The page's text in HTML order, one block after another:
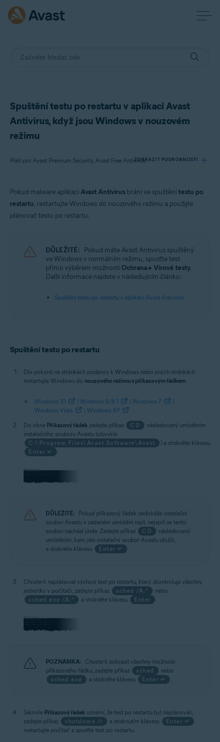
Spuštění testu po restartu v aplikaci Avast
Antivirus, když jsou Windows v nouzovém
režimu
Platí pro Avast Premium Security, Avast Free AntivirusZOBRAZIT PODROBNOSTI
Avast Free Antivirus 21.x
Microsoft Windows 11 Home / Pro / Enterprise / Education
Microsoft Windows 10 Home / Pro / Enterprise / Education – 32/64bitový
Microsoft Windows 8.1 / Pro / Enterprise – 32/64bitový
Microsoft Windows 8 / Pro / Enterprise – 32/64bitový
Enterprise / Ultimate – Service Pack 1 s aktualizací Convenient Rollup
Pokud malware aplikaci Avast Antivirus brání ve spuštěnítestu po
restartu, restartujte Windows do nouzového režimu a použijte
plánovač testu po restartu.
DŮLEŽITÉ: Pokud máte Avast Antivirus spuštěný
ve Windows v normálním režimu, spusťte test
přímo výběrem možností Ochrana▸ Virové testy.
Další informace najdete v následujícím článku:
Spuštění testu po restartu v aplikaci Avast Antivirus
Spuštění testu po restartu
Dle pokynů na stránkách podpory k Windows nebo jiných stránkách
restartujte Windows do nouzového režimu s příkazovým řádkem:
Windows 10 Windows 8/8.1 Windows 7
Windows Vista
Windows XP
Do okna Příkazový řádek zadejte příkaz CD
následovaný umístěním
instalačního souboru Avastu (obvykle
C:\Program Files\Avast Software\Avast
) a stiskněte klávesu
Enter ↵
.
DŮLEŽITÉ:
Pokud příkazový řádek nedokáže instalační
soubor Avastu v zadaném umístění najít, nejspíš se tento
soubor nachází jinde. Zadejte příkaz
CD
následovaný
umístěním, kam jste instalační soubor Avastu uložili,
a stiskněte klávesu
Enter ↵ .
Chcete-li naplánovat výchozí test po restartu, který zkontroluje všechny
jednotky v počítači, zadejte příkaz
sched /A:*
nebo
sched.exe /A:*
a stiskněte klávesu Enter .
POZNÁMKA:
Chcete-li zobrazit všechny možnosti
příkazového řádku, zadejte příkaz
sched
nebo
sched.exe
a stiskněte klávesu Enter ↵
Jakmile Příkazový řádek oznámí, že test po restartu byl naplánován,
zadejte příkaz
shutdown /r a stisknutím klávesy
Enter ↵
restartujte počítač a spusťte test po restartu.